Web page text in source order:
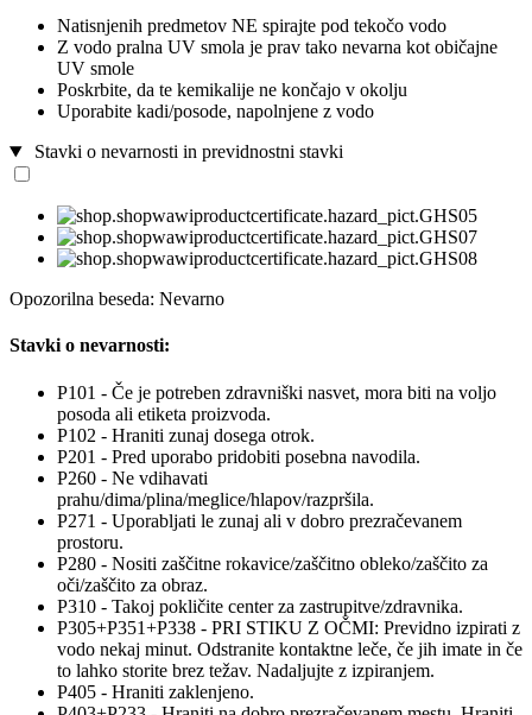
Natisnjenih predmetov NE spirajte pod tekočo vodo
Z vodo pralna UV smola je prav tako nevarna kot običajne
UV smole
Poskrbite, da te kemikalije ne končajo v okolju
Uporabite kadi/posode, napolnjene z vodo
Stavki o nevarnosti in previdnostni stavki
Opozorilna beseda: Nevarno
Stavki o nevarnosti:
P101 - Če je potreben zdravniški nasvet, mora biti na voljo
posoda ali etiketa proizvoda.
P102 - Hraniti zunaj dosega otrok.
P201 - Pred uporabo pridobiti posebna navodila.
P260 - Ne vdihavati
prahu/dima/plina/meglice/hlapov/razpršila.
P271 - Uporabljati le zunaj ali v dobro prezračevanem
prostoru.
P280 - Nositi zaščitne rokavice/zaščitno obleko/zaščito za
oči/zaščito za obraz.
P310 - Takoj pokličite center za zastrupitve/zdravnika.
P305+P351+P338 - PRI STIKU Z OČMI: Previdno izpirati z
vodo nekaj minut. Odstranite kontaktne leče, če jih imate in če
to lahko storite brez težav. Nadaljujte z izpiranjem.
P405 - Hraniti zaklenjeno.